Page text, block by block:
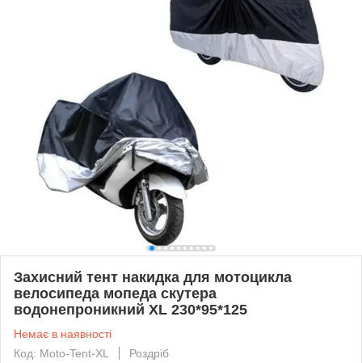
Захисний тент накидка для мотоцикла
велосипеда мопеда скутера
водонепроникний XL 230*95*125
Немає в наявності
Код: Moto-Tent-XL
Роздріб